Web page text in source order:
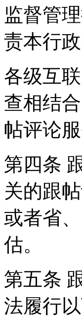
监督管
责本行
各级互
查相结
帖评论服
第四条
关的跟
或者省
估。
第五条
法履行